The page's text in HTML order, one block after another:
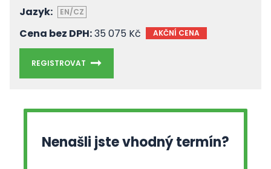
Jazyk:
EN/CZ
Cena bez DPH:35 075 Kč AKČNÍ CENA
REGISTROVAT
Nenašli jste vhodný termín?